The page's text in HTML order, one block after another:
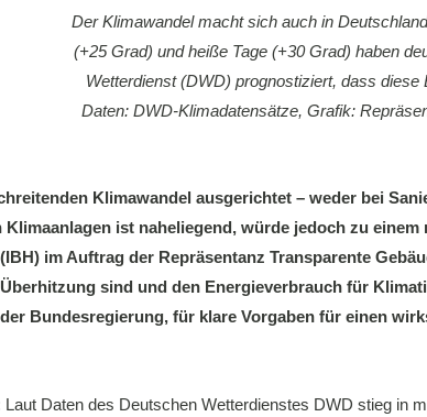
Der Klimawandel macht sich auch in
(+25 Grad) und heiße Tage (+30 Grad) haben
Wetterdienst (DWD) prognostiziert, dass
Daten: DWD-Klimadatensätze, Grafik:
Klimawandel ausgerichtet – weder bei
ist naheliegend, würde jedoch zu einem
im Auftrag der Repräsentanz Transparente
sind und den Energieverbrauch für
Bundesregierung, für klare Vorgaben für einen
Daten des Deutschen Wetterdienstes DWD stieg in